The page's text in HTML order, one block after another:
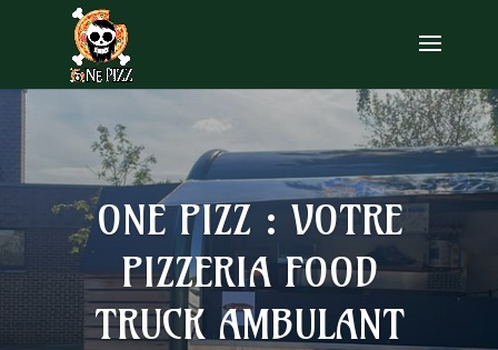
ONE PIZZ : VOTRE
PIZZERIA FOOD
TRUCK AMBULANT